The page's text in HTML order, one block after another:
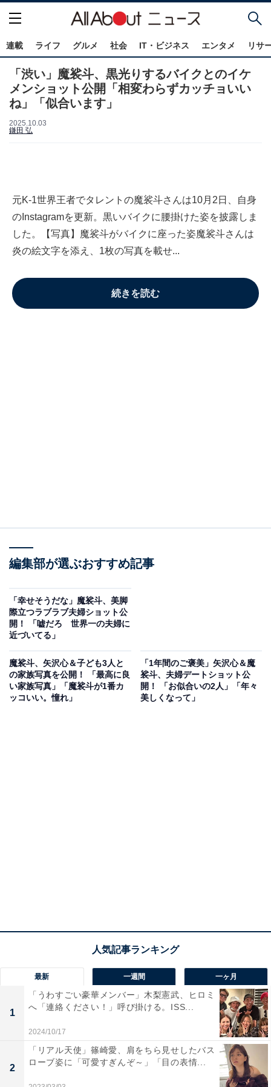
連載 ライフ グルメ 社会 IT・ビジネス エンタメ リサ
「渋い」魔裟斗、黒光りするバイクとのイケ
メンショット公開「相変わらずカッチョいい
ね」「似合います」
2025.10.03
鎌田 弘
元K-1世界王者でタレントの魔裟斗さんは10月2日、自身
のInstagramを更新。黒いバイクに腰掛けた姿を披露しま
した。【写真】魔裟斗がバイクに座った姿魔裟斗さんは
炎の絵文字を添え、1枚の写真を載せ...
続きを読む
編集部が選ぶおすすめ記事
「幸せそうだな」魔裟斗、美脚
際立つラブラブ夫婦ショット公
開！ 「嘘だろ 世界一の夫婦に
近づいてる」
魔裟斗、矢沢心＆子ども3人と
の家族写真を公開！ 「最高に良
い家族写真」「魔裟斗が1番カ
ッコいい。憧れ」
「1年間のご褒美」矢沢心＆魔
裟斗、夫婦デートショット公
開！ 「お似合いの2人」「年々
美しくなって」
最新 一週間 一ヶ月
1
「うわすごい豪華メンバー」木梨憲武、ヒロミ
へ「連絡ください！」呼び掛ける。ISS...
2024/10/17
2
「リアル天使」篠崎愛、肩をちら見せしたバス
ローブ姿に「可愛すぎんぞ～」「目の表情...